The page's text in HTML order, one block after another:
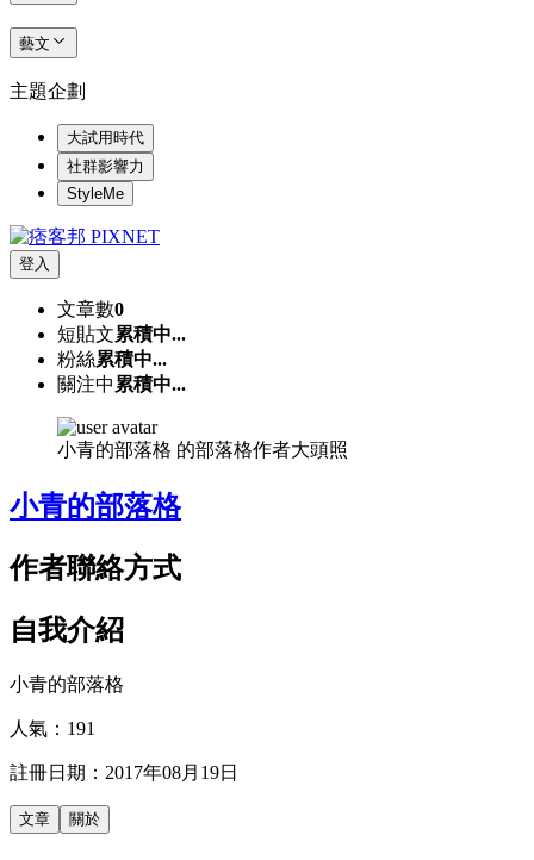
藝文
主題企劃
大試用時代
社群影響力
StyleMe
登入
文章數0
短貼文累積中...
粉絲累積中...
關注中 累積中...
小青的部落格 的部落格作者大頭照
小青的部落格
作者聯絡方式
自我介紹
小青的部落格
人氣： 191
註冊日期： 2017年08月19日
文章 關於